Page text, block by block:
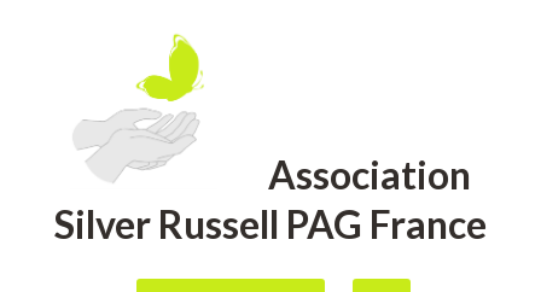
Association
Silver Russell PAG France